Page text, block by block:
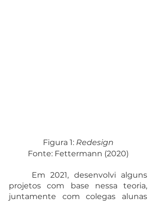
Figura 1: Redesign
Fonte: Fettermann (2020)
projetos com base nessa teoria,
juntamente com colegas alunas